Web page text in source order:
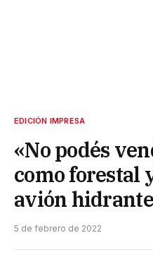
EDICIÓN IMPRESA
«No podés
como forestal
avión
5 de febrero de 2022